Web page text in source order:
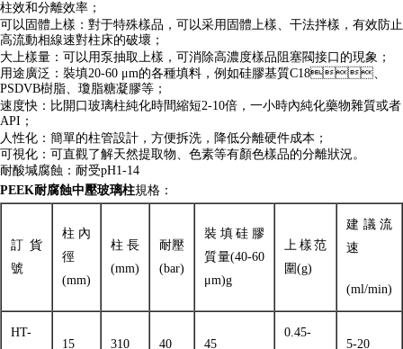
柱效和分離效率；
可以固體上樣：對于特殊樣品，可以采用固體上樣、干法拌樣，有效防止
高流動相線速對柱床的破壞；
大上樣量：可以用泵抽取上樣，可消除高濃度樣品阻塞閥接口的現象；
用途廣泛：裝填20-60 μm的各種填料，例如硅膠基質C18、
PSDVB樹脂、瓊脂糖凝膠等；
速度快：比開口玻璃柱純化時間縮短2-10倍，一小時內純化藥物雜質或者
API；
人性化：簡單的柱管設計，方便拆洗，降低分離硬件成本；
可視化：可直觀了解天然提取物、色素等有顏色樣品的分離狀況。
耐酸堿腐蝕：耐受pH1-14
PEEK耐腐蝕中壓玻璃柱規格：
訂貨
號
柱內
徑
(mm)
柱長
(mm)
耐壓
(bar)
裝填硅膠
質量(40-60
μm)g
上樣范
圍(g)
建議流
速
(ml/min)
HT-
15
310 40 45
0.45-
5-20